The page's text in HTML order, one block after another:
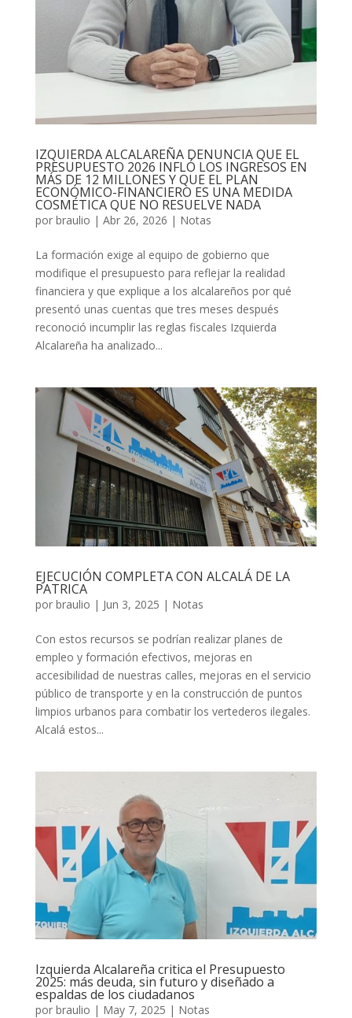
IZQUIERDA ALCALAREÑA DENUNCIA QUE EL
PRESUPUESTO 2026 INFLÓ LOS INGRESOS EN
MÁS DE 12 MILLONES Y QUE EL PLAN
ECONÓMICO-FINANCIERO ES UNA MEDIDA
COSMÉTICA QUE NO RESUELVE NADA
por braulio | Abr 26, 2026 | Notas
La formación exige al equipo de gobierno que
modifique el presupuesto para reflejar la realidad
financiera y que explique a los alcalareños por qué
presentó unas cuentas que tres meses después
reconoció incumplir las reglas fiscales Izquierda
Alcalareña ha analizado...
EJECUCIÓN COMPLETA CON ALCALÁ DE LA
PATRICA
por braulio | Jun 3, 2025 | Notas
Con estos recursos se podrían realizar planes de
empleo y formación efectivos, mejoras en
accesibilidad de nuestras calles, mejoras en el servicio
público de transporte y en la construcción de puntos
limpios urbanos para combatir los vertederos ilegales.
Alcalá estos...
Izquierda Alcalareña critica el Presupuesto
2025: más deuda, sin futuro y diseñado a
espaldas de los ciudadanos
por braulio | May 7, 2025 | Notas